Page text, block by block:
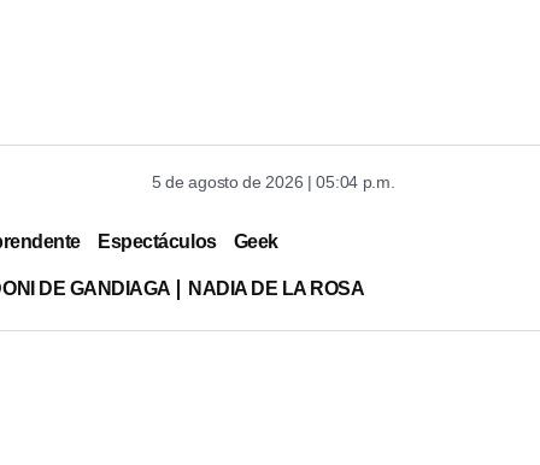
5 de agosto de 2026 | 05:04 p.m.
Espectáculos Geek
DE GANDIAGA NADIA DE LA ROSA